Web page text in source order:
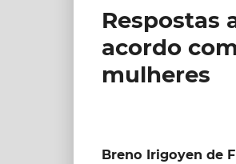
Respostas
acordo
mulheres
Breno Irigoyen de